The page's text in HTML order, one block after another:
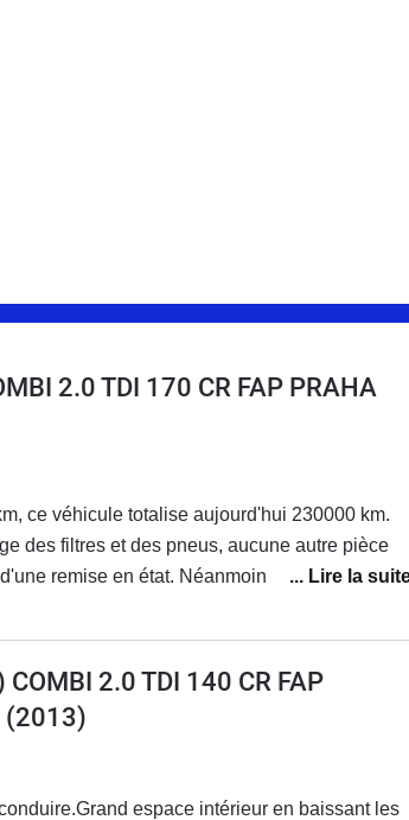
2.0 TDI 170 CR FAP PRAHA
ce véhicule totalise aujourd'hui 230000 km.
des filtres et des pneus, aucune autre pièce
remise en état. Néanmoins, les plaquettes
part, ne m'a jamais donné d'inquiétudes sur le
part, nécessite un budget de fonctionnement
entre 5.5 et 5.9 l/100 km).
COMBI 2.0 TDI 140 CR FAP
(2013)
espace intérieur en baissant les